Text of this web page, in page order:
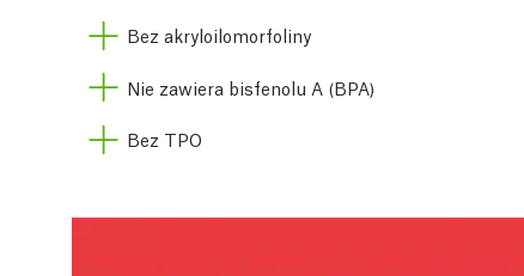
Bez akryloilomorfoliny
Nie zawiera bisfenolu A (BPA)
Bez TPO